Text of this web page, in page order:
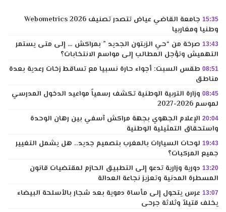
15:35
جامعة القاضي عياض تتصدر تصنيف Webometrics 2026
وطنيا ومغاربيا
13:43 صرخة من “حي الزيتون الجديد ” بمراكش … إلى متى يستمر
التهميش وتؤجل المطالب إلى مواسم الانتخابات؟
08:51 طقس السبت: أجواء حارة نسبيا مع تساقط زخات رعدية بعدة
مناطق
08:45 وزارة التربية الوطنية تكشف رسمياً مواعيد الدخول المدرسي
لموسم 2026-2027
20:04 الإعلام الجهوي بجهة مراكش آسفي بين رهان الوحدة
واستحقاق التمثيلية الوطنية
19:43 لوحات السيارات بالمغرب بتصميم جديد.. هل يشمل التغيير
جميع المركبات؟
13:20 دورية وزارية تدعو إلى التطبيق الحازم لمقتضيات قانون
المسطرة المدنية وتعزيز نجاعة العدالة
13:07 عرس يتحول إلى مأساة دموية بعد شجار بالأسلحة البيضاء
يخلف قتيلاً وثلاثة جرحى